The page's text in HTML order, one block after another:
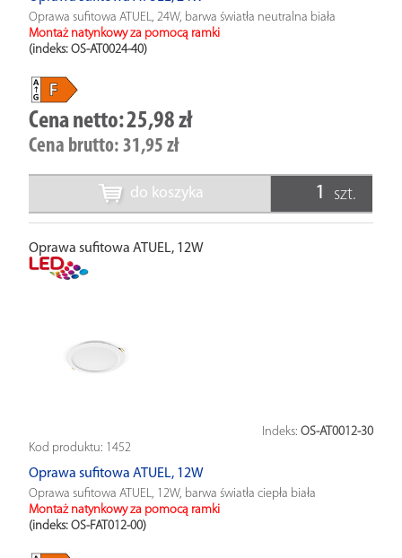
Oprawa sufitowa ATUEL, 24W, barwa światła neutralna biała
Montaż natynkowy za pomocą ramki
(indeks: OS-AT0024-40)
Cena netto:25,98 zł
Cena brutto: 31,95 zł
do koszyka szt.
Oprawa sufitowa ATUEL, 12W
Indeks: OS-AT0012-30
Kod produktu: 1452
Oprawa sufitowa ATUEL, 12W
Oprawa sufitowa ATUEL, 12W, barwa światła ciepła biała
Montaż natynkowy za pomocą ramki
(indeks: OS-FAT012-00)